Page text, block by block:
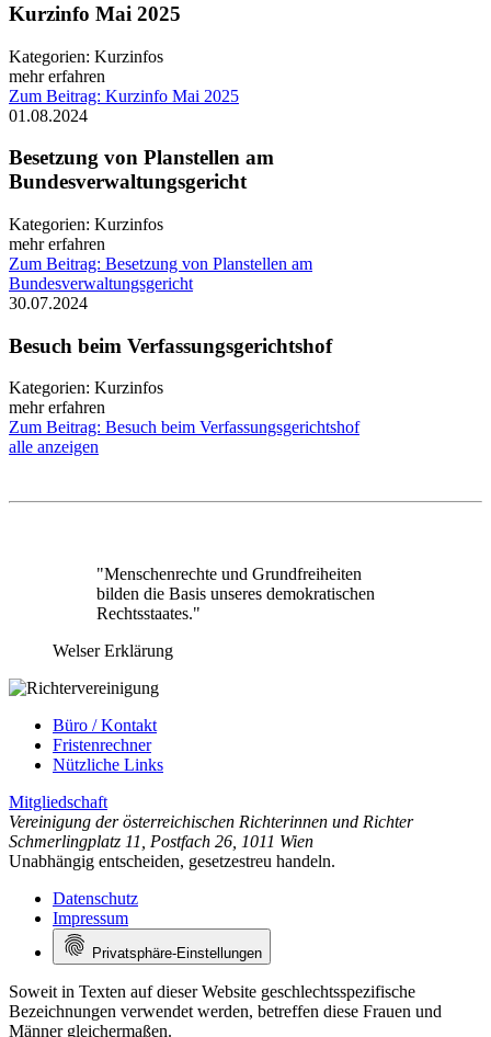
Kurzinfo Mai 2025
Kategorien: Kurzinfos
mehr erfahren
Zum Beitrag: Kurzinfo Mai 2025
01.08.2024
Besetzung von Planstellen am
Bundesverwaltungsgericht
Kategorien: Kurzinfos
mehr erfahren
Zum Beitrag: Besetzung von Planstellen am
Bundesverwaltungsgericht
30.07.2024
Besuch beim Verfassungsgerichtshof
Kategorien: Kurzinfos
mehr erfahren
Zum Beitrag: Besuch beim Verfassungsgerichtshof
alle anzeigen
"Menschenrechte und Grundfreiheiten
bilden die Basis unseres demokratischen
Rechtsstaates."
Welser Erklärung
Büro / Kontakt
Fristenrechner
Nützliche Links
Mitgliedschaft
Vereinigung der österreichischen Richterinnen und Richter
Schmerlingplatz 11
Postfach 26 1011 Wien
Unabhängig entscheiden, gesetzestreu handeln.
Datenschutz
Impressum
Privatsphäre-Einstellungen
Soweit in Texten auf dieser Website geschlechtsspezifische
Bezeichnungen verwendet werden, betreffen diese Frauen und
Männer gleichermaßen.